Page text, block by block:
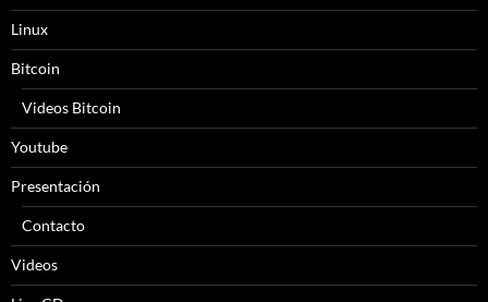
Linux
Bitcoin
Videos Bitcoin
Youtube
Presentación
Contacto
Videos